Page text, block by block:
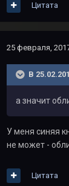
Цитата
25 февраля,
В
а значит
У меня синяя
не может -
Цитата